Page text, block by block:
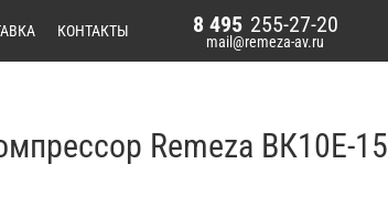
КОНТАКТЫ 8 495 255-27-20
mail@remeza-av.ru
Remeza ВК10E-15